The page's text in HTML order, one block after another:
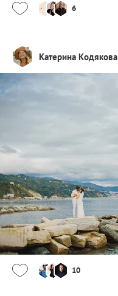
6
Катерина Кодякова
10